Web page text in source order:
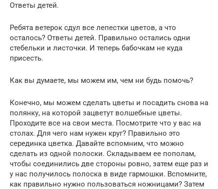
Ответы детей.
Ребята ветерок сдул все лепестки цветов, а что
осталось? Ответы детей. Правильно остались одни
стебельки и листочки. И теперь бабочкам не куда
присесть.
Как вы думаете, мы можем им, чем ни будь помочь?
Конечно, мы можем сделать цветы и посадить снова на
полянку, на которой зацветут волшебные цветы.
Проходите все на свои места. Посмотрите что у вас на
столах. Для чего нам нужен круг? Правильно это
серединка цветка. Давайте вспомним, что можно
сделать из одной полоски. Складываем ее пополам,
чтобы соединились две стороны ровно, затем еще раз и
у нас получилось полоска в виде гармошки. Вспомните,
как правильно нужно пользоваться ножницами? Затем